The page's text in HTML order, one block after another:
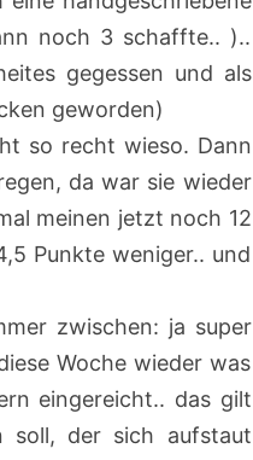
noch 3 schaffte.. )..
gegessen und als
geworden)
so recht wieso. Dann
da war sie wieder
meinen jetzt noch 12
Punkte weniger.. und
zwischen: ja super
Woche wieder was
eingereicht.. das gilt
soll, der sich aufstaut